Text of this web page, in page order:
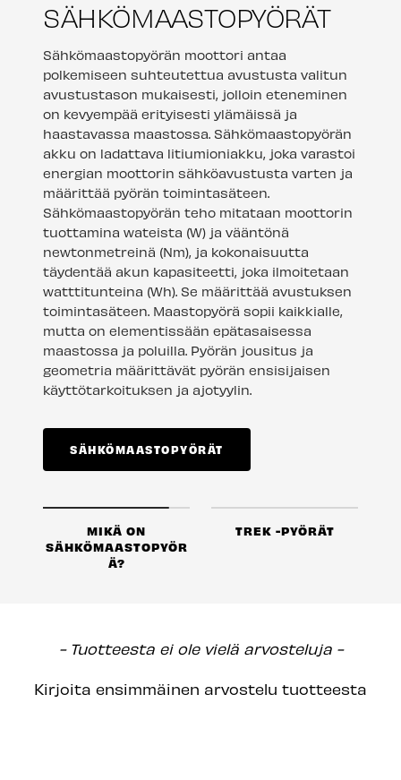
SÄHKÖMAASTOPYÖRÄT
Sähkömaastopyörän moottori antaa
polkemiseen suhteutettua avustusta valitun
avustustason mukaisesti, jolloin eteneminen
on kevyempää erityisesti ylämäissä ja
haastavassa maastossa. Sähkömaastopyörän
akku on ladattava litiumioniakku, joka varastoi
energian moottorin sähköavustusta varten ja
määrittää pyörän toimintasäteen.
Sähkömaastopyörän teho mitataan moottorin
tuottamina wateista (W) ja vääntönä
newtonmetreinä (Nm), ja kokonaisuutta
täydentää akun kapasiteetti, joka ilmoitetaan
watttitunteina (Wh). Se määrittää avustuksen
toimintasäteen. Maastopyörä sopii kaikkialle,
mutta on elementissään epätasaisessa
maastossa ja poluilla. Pyörän jousitus ja
geometria määrittävät pyörän ensisijaisen
käyttötarkoituksen ja ajotyylin.
SÄHKÖMAASTOPYÖRÄT
MIKÄ ON
SÄHKÖMAASTOPYÖR
Ä?
TREK -PYÖRÄT
- Tuotteesta ei ole vielä arvosteluja -
Kirjoita ensimmäinen arvostelu tuotteesta
New content loaded